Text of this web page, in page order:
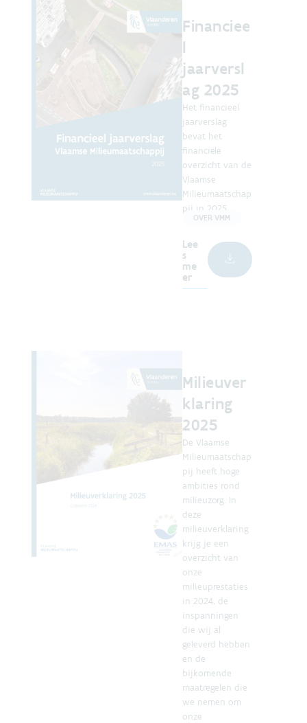
Financiee
l
jaarversl
ag 2025
Het financieel
jaarverslag
bevat het
financiële
overzicht van de
Vlaamse
Milieumaatschap
pij in 2025.
OVER VMM
Lee
s
me
er
Milieuver
klaring
2025
De Vlaamse
Milieumaatschap
pij heeft hoge
ambities rond
milieuzorg. In
deze
milieuverklaring
krijg je een
overzicht van
onze
milieuprestaties
in 2024, de
inspanningen
die wij al
geleverd hebben
en de
bijkomende
maatregelen die
we nemen om
onze